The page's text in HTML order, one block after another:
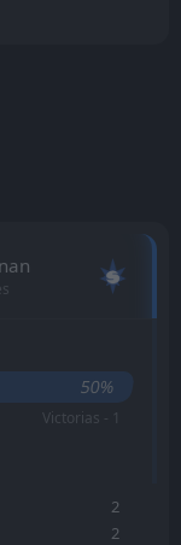
50%
Victorias - 1
2
2